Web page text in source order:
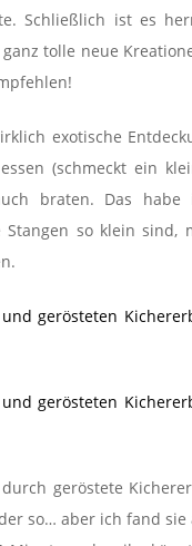
Schließlich ist es
tolle neue
exotische
(schmeckt ein
braten. Das
so klein sind,
geröstete
so… aber ich fand